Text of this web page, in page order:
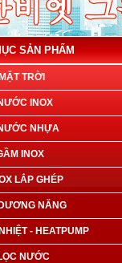
SẢN PHẨM
TRỜI
INOX
NHỰA
INOX
LẮP GHÉP
NĂNG
- HEATPUMP
NƯỚC